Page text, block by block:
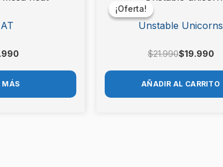
MÁS
¡Oferta!
¡Oferta!
Unstable Unicorns
$21.990
precio
era:
$19.990
precio
es:
AÑADIR AL CARRITO